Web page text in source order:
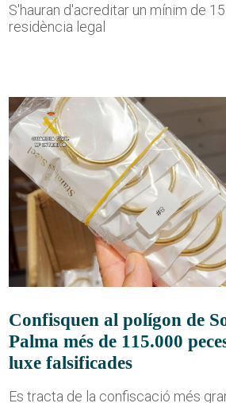
S'hauran d'acreditar un mínim de
residència legal
Confisquen al polígon de
Palma més de 115.000
luxe falsificades
Es tracta de la confiscació més